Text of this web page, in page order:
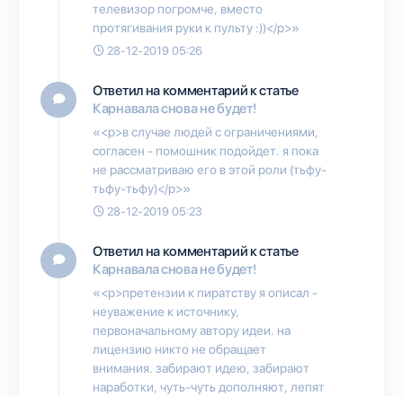
телевизор погромче, вместо
протягивания руки к пульту :))</p>»
28-12-2019 05:26
Ответил на комментарий к статье
Карнавала снова не будет!
«<p>в случае людей с ограничениями,
согласен - помошник подойдет. я пока
не рассматриваю его в этой роли (тьфу-
тьфу-тьфу)</p>»
28-12-2019 05:23
Ответил на комментарий к статье
Карнавала снова не будет!
«<p>претензии к пиратству я описал -
неуважение к источнику,
первоначальному автору идеи. на
лицензию никто не обращает
внимания. забирают идею, забирают
наработки, чуть-чуть дополняют, лепят